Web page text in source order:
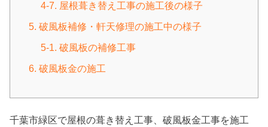
4-7. 屋根葺き替え工事の施工後の様子
5. 破風板補修・軒天修理の施工中の様子
5-1. 破風板の補修工事
6. 破風板金の施工
千葉市緑区で屋根の葺き替え工事、破風板金工事を施工